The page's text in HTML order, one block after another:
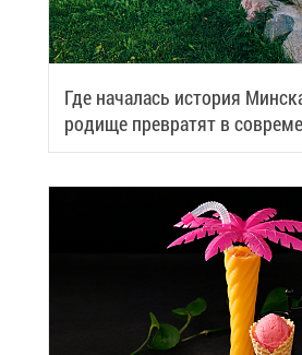
Где на­ча­лась ис­то­рия
ро­ди­ще пре­вра­тят в
че­ский центр